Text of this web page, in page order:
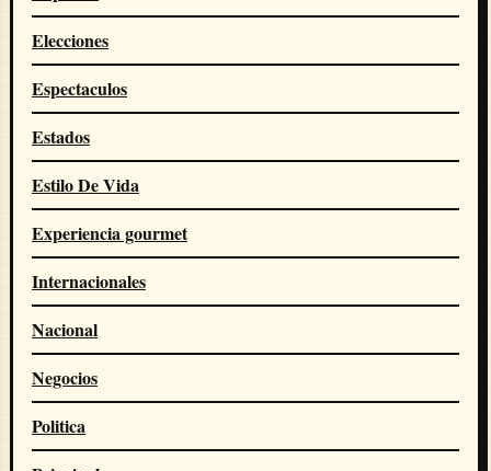
Elecciones
Espectaculos
Estados
Estilo De Vida
Experiencia gourmet
Internacionales
Nacional
Negocios
Politica